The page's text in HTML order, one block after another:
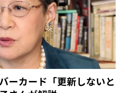
ーカード「更新しないと